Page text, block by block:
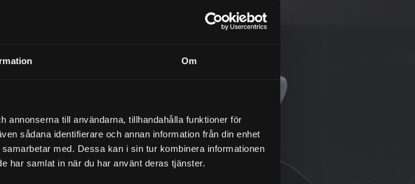
Om
annonserna till användarna, tillhandahålla funktioner för
sådana identifierare och annan information från din enhet
med. Dessa kan i sin tur kombinera informationen
har samlat in när du har använt deras tjänster.
in accordance with our privacy policy